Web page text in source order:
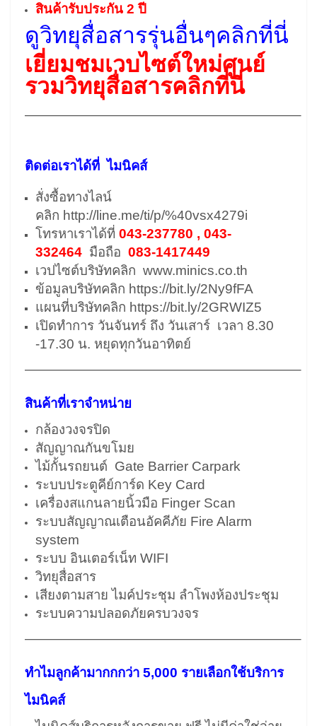
สินค้ารับประกัน 2 ปี
ดูวิทยุสื่อสารรุ่นอื่นๆคลิกที่นี่
เยี่ยมชมเวบไซต์ใหม่ศูนย์
รวมวิทยุสื่อสารคลิกที่นี่
————————————————————–
ติดต่อเราได้ที่ ไมนิคส์
สั่งซื้อทางไลน์
คลิก http://line.me/ti/p/%40vsx4279i
โทรหาเราได้ที่ 043-237780 , 043-
332464 มือถือ 083-1417449
เวปไซต์บริษัทคลิก www.minics.co.th
ข้อมูลบริษัทคลิก https://bit.ly/2Ny9fFA
แผนที่บริษัทคลิก https://bit.ly/2GRWIZ5
เปิดทำการ วันจันทร์ ถึง วันเสาร์ เวลา 8.30
-17.30 น. หยุดทุกวันอาทิตย์
————————————————————–
สินค้าที่เราจำหน่าย
กล้องวงจรปิด
สัญญาณกันขโมย
ไม้กั้นรถยนต์ Gate Barrier Carpark
ระบบประตูคีย์การ์ด Key Card
เครื่องสแกนลายนิ้วมือ Finger Scan
ระบบสัญญาณเตือนอัคคีภัย Fire Alarm
system
ระบบ อินเตอร์เน็ท WIFI
วิทยุสื่อสาร
เสียงตามสาย ไมค์ประชุม ลำโพงห้องประชุม
ระบบความปลอดภัยครบวงจร
————————————————————–
ทำไมลูกค้ามากกกว่า 5,000 รายเลือกใช้บริการ
ไมนิคส์